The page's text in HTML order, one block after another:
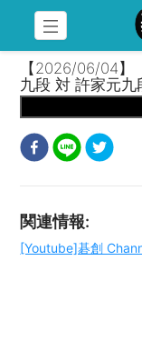
【2026/06/04】
九段 対 許家元
関連情報:
[Youtube]碁創